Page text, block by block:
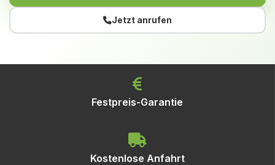
Jetzt anrufen
Festpreis-Garantie
Kostenlose Anfahrt